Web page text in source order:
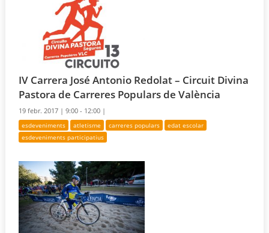
IV Carrera José Antonio Redolat – Circuit Divina
Pastora de Carreres Populars de València
19 febr. 2017 |9:00 - 12:00 |
esdeveniments atletisme carreres populars
edat escolar
esdeveniments participatius